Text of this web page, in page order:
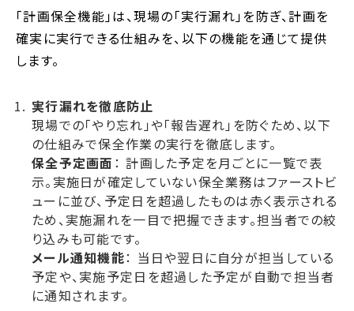
「計画保全機能」は、現場の「実行漏れ」を防ぎ、計画を
確実に実行できる仕組みを、以下の機能を通じて提供
します。
実行漏れを徹底防止
現場での「やり忘れ」や「報告遅れ」を防ぐため、以下
の仕組みで保全作業の実行を徹底します。
保全予定画面 ： 計画した予定を月ごとに一覧で表
示。実施日が確定していない保全業務はファーストビ
ューに並び、予定日を超過したものは赤く表示される
ため、実施漏れを一目で把握できます。担当者での絞
り込みも可能です。
メール通知機能： 当日や翌日に自分が担当している
予定や、実施予定日を超過した予定が自動で担当者
に通知されます。